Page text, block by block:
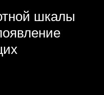
шкалы